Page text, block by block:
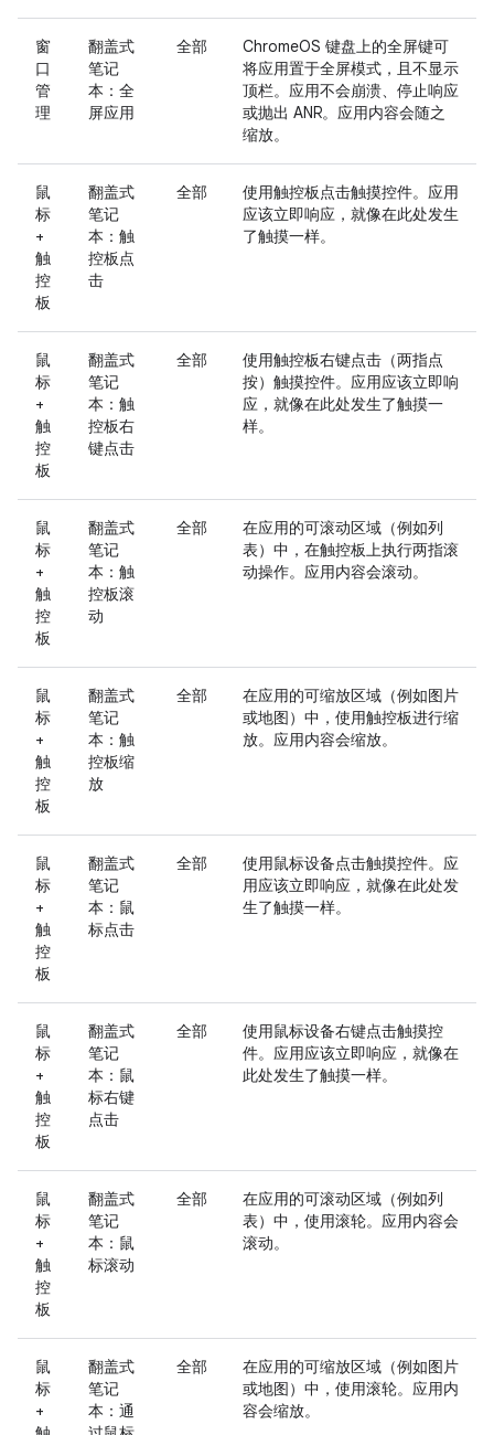
窗
口
管
理
翻盖式
笔记
本：全
屏应用
全部
ChromeOS 键盘上的全屏键可
将应用置于全屏模式，且不显示
顶栏。应用不会崩溃、停止响应
或抛出 ANR。应用内容会随之
缩放。
鼠
标
+
触
控
板
翻盖式
笔记
本：触
控板点
击
全部
使用触控板点击触摸控件。应用
应该立即响应，就像在此处发生
了触摸一样。
鼠
标
+
触
控
板
翻盖式
笔记
本：触
控板右
键点击
全部
使用触控板右键点击（两指点
按）触摸控件。应用应该立即响
应，就像在此处发生了触摸一
样。
鼠
标
+
触
控
板
翻盖式
笔记
本：触
控板滚
动
全部
在应用的可滚动区域（例如列
表）中，在触控板上执行两指滚
动操作。应用内容会滚动。
鼠
标
+
触
控
板
翻盖式
笔记
本：触
控板缩
放
全部
在应用的可缩放区域（例如图片
或地图）中，使用触控板进行缩
放。应用内容会缩放。
鼠
标
+
触
控
板
翻盖式
笔记
本：鼠
标点击
全部
使用鼠标设备点击触摸控件。应
用应该立即响应，就像在此处发
生了触摸一样。
鼠
标
+
触
控
板
翻盖式
笔记
本：鼠
标右键
点击
全部
使用鼠标设备右键点击触摸控
件。应用应该立即响应，就像在
此处发生了触摸一样。
鼠
标
+
触
控
板
翻盖式
笔记
本：鼠
标滚动
全部
在应用的可滚动区域（例如列
表）中，使用滚轮。应用内容会
滚动。
鼠
标
+
翻盖式
笔记
本：通
全部
在应用的可缩放区域（例如图片
或地图）中，使用滚轮。应用内
容会缩放。